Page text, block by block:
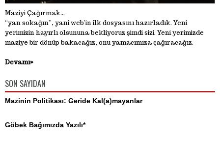
Maziyi Çağırmak...
“yan sokağın”, yani web’in ilk dosyasını hazırladık. Yeni
yerimizin hayırlı olsununa bekliyoruz şimdi sizi. Yeni yerimizde
maziye bir dönüp bakacağız, onu yamacımıza çağıracağız.
Devamı»
SON SAYIDAN
Mazinin Politikası: Geride Kal(a)mayanlar
Göbek Bağımızda Yazılı*